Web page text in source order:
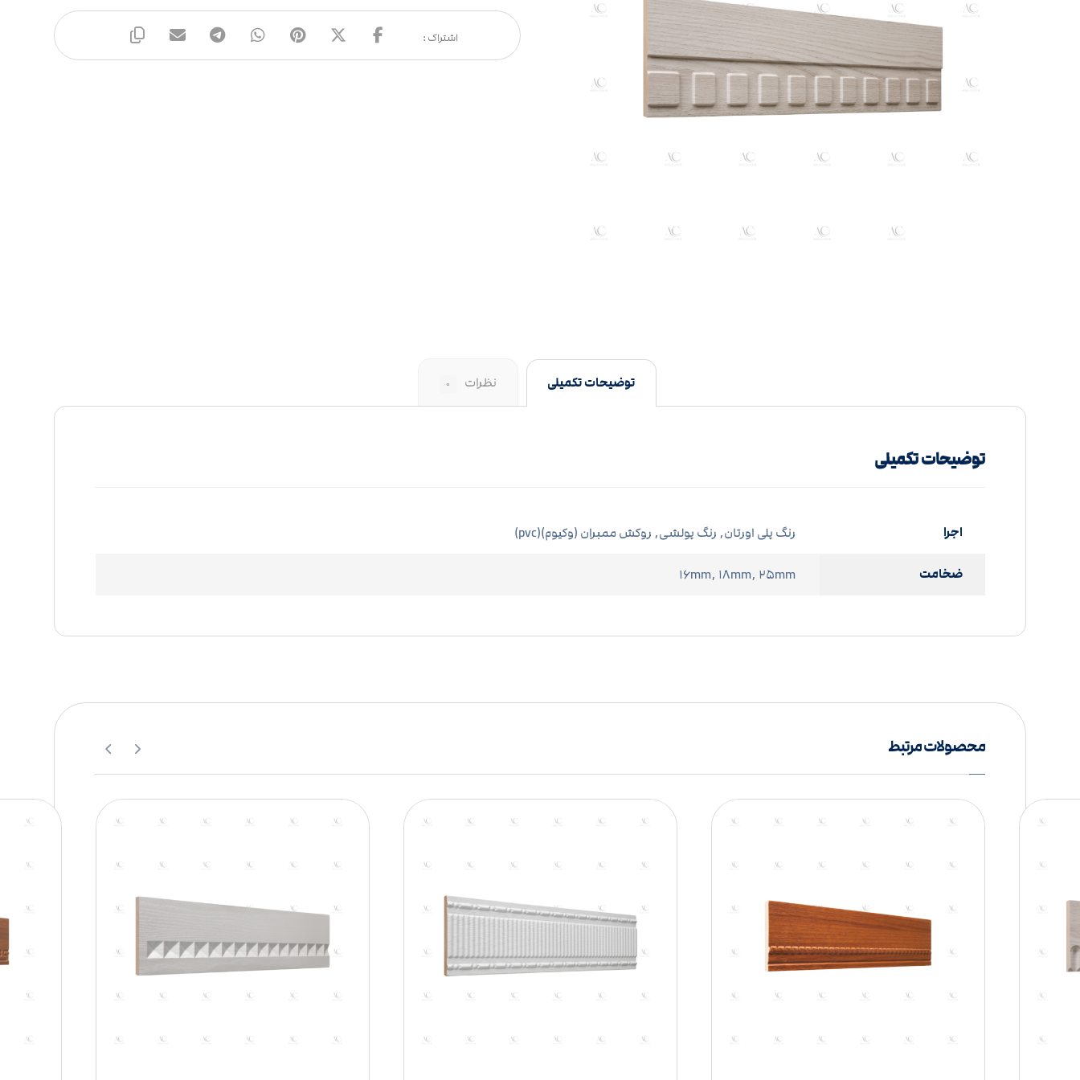
توضیحات تکمیلی نظرات ۰
توضیحات تکمیلی
اجرا رنگ پلی اورتان, رنگ پولشی, روکش ممبران (وکیوم)(pvc)
ضخامت ۱۶mm, ۱۸mm, ۲۵mm
محصولات مرتبط